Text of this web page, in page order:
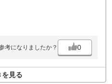
ラウンドへ
考になりましたか？ 0
を見る